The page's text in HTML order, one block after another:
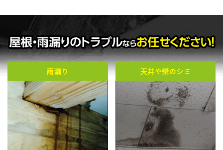
雨漏り 天井や壁のシミ